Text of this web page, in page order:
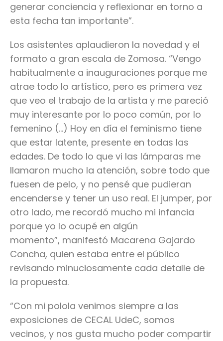
generar conciencia y reflexionar en torno a
esta fecha tan importante”.
Los asistentes aplaudieron la novedad y el
formato a gran escala de Zomosa. “Vengo
habitualmente a inauguraciones porque me
atrae todo lo artístico, pero es primera vez
que veo el trabajo de la artista y me pareció
muy interesante por lo poco común, por lo
femenino (…) Hoy en día el feminismo tiene
que estar latente, presente en todas las
edades. De todo lo que vi las lámparas me
llamaron mucho la atención, sobre todo que
fuesen de pelo, y no pensé que pudieran
encenderse y tener un uso real. El jumper, por
otro lado, me recordó mucho mi infancia
porque yo lo ocupé en algún
momento”, manifestó Macarena Gajardo
Concha, quien estaba entre el público
revisando minuciosamente cada detalle de
la propuesta.
“Con mi polola venimos siempre a las
exposiciones de CECAL UdeC, somos
vecinos, y nos gusta mucho poder compartir